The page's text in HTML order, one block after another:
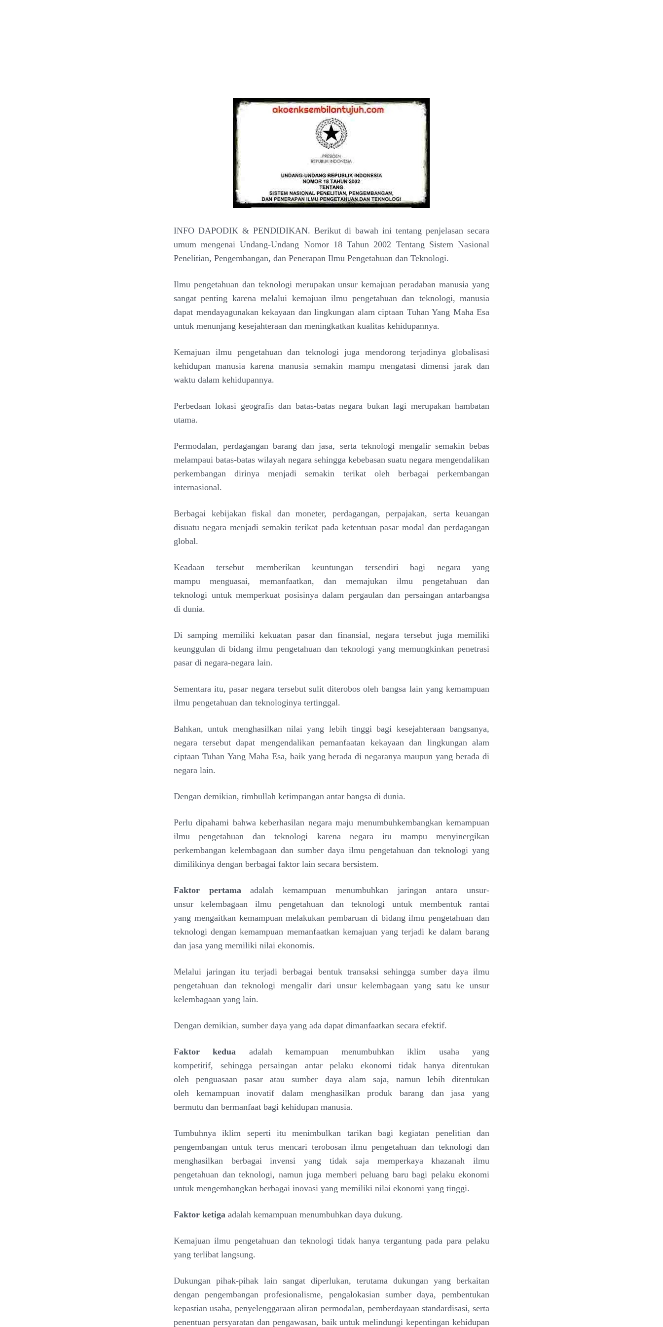
INFO DAPODIK & PENDIDIKAN. Berikut di bawah ini tentang penjelasan secara
umum mengenaiUndang-Undang Nomor 18 Tahun 2002 Tentang Sistem Nasional
Penelitian, Pengembangan, dan Penerapan Ilmu Pengetahuan dan Teknologi.
Ilmu pengetahuan dan teknologi merupakan unsur kemajuan peradabanmanusia yang
sangat penting karena melalui kemajuan ilmu pengetahuandan teknologi, manusia
dapat mendayagunakan kekayaan dan lingkungan alam ciptaan Tuhan Yang Maha Esa
untuk menunjang kesejahteraan dan meningkatkan kualitas kehidupannya.
Kemajuan ilmu pengetahuan dan teknologi juga mendorong terjadinya globalisasi
kehidupan manusia karenamanusia semakin mampu mengatasi dimensi jarak dan
waktu dalam kehidupannya.
Perbedaan lokasi geografis dan batas-batas negara bukan lagimerupakan hambatan
utama.
Permodalan, perdagangan barang dan jasa, serta teknologi mengalir semakin bebas
melampaui batas-batas wilayah negara sehingga kebebasan suatu negara mengendalikan
perkembangan dirinyamenjadi semakin terikat oleh berbagai perkembangan
internasional.
Berbagai kebijakan fiskal dan moneter, perdagangan, perpajakan, serta keuangan
disuatu negara menjadi semakin terikat pada ketentuan pasar modal dan perdagangan
global.
Keadaan tersebut memberikan keuntungan tersendiri bagi negara yang
mampu menguasai, memanfaatkan, dan memajukan ilmu pengetahuan dan
teknologi untuk memperkuat posisinya dalam pergaulan dan persaingan antarbangsa
di dunia.
Di samping memiliki kekuatan pasar dan finansial, negara tersebut juga memiliki
keunggulan di bidang ilmu pengetahuan dan teknologi yang memungkinkan penetrasi
pasar di negara-negara lain.
Sementara itu, pasar negara tersebut sulit diterobos oleh bangsa lain yang kemampuan
ilmu pengetahuan dan teknologinya tertinggal.
Bahkan, untuk menghasilkan nilaiyang lebih tinggi bagi kesejahteraan bangsanya,
negara tersebut dapat mengendalikan pemanfaatan kekayaan dan lingkungan alam
ciptaan Tuhan Yang Maha Esa, baik yang berada di negaranya maupun yang berada di
negara lain.
Dengan demikian, timbullah ketimpangan antar bangsa di dunia.
Perlu dipahami bahwa keberhasilan negara maju menumbuhkembangkan kemampuan
ilmu pengetahuan dan teknologi karena negara itu mampu menyinergikan
perkembangan kelembagaan dan sumber daya ilmu pengetahuan dan teknologi yang
dimilikinya dengan berbagai faktor lain secara bersistem.
Faktor pertamaadalah kemampuan menumbuhkan jaringan antara unsur-
unsur kelembagaan ilmu pengetahuan dan teknologi untuk membentuk rantai
yang mengaitkan kemampuan melakukan pembaruan di bidang ilmu pengetahuandan
teknologi dengan kemampuan memanfaatkan kemajuan yang terjadi ke dalam barang
dan jasa yang memiliki nilai ekonomis.
Melalui jaringan itu terjadiberbagai bentuk transaksi sehingga sumber daya ilmu
pengetahuan danteknologi mengalir dari unsur kelembagaan yang satu ke unsur
kelembagaan yang lain.
Dengan demikian, sumber daya yang ada dapat dimanfaatkan secara efektif.
Faktor kedua adalah kemampuan menumbuhkan iklim usaha yang
kompetitif, sehingga persaingan antar pelaku ekonomi tidak hanya ditentukan
olehpenguasaan pasar atau sumber daya alam saja, namun lebih ditentukan
oleh kemampuan inovatif dalam menghasilkan produk barang dan jasa yang
bermutu dan bermanfaat bagi kehidupan manusia.
Tumbuhnya iklim seperti itumenimbulkan tarikan bagi kegiatan penelitian dan
pengembangan untuk terus mencari terobosan ilmu pengetahuan dan teknologi dan
menghasilkan berbagaiinvensi yang tidak saja memperkaya khazanah ilmu
pengetahuan dan teknologi, namun juga memberi peluang baru bagi pelaku ekonomi
untuk mengembangkan berbagai inovasi yang memiliki nilai ekonomi yang tinggi.
Faktor ketiga adalah kemampuan menumbuhkan daya dukung.
Kemajuan ilmu pengetahuan dan teknologi tidak hanya tergantung pada para pelaku
yang terlibat langsung.
Dukungan pihak-pihak lain sangat diperlukan, terutama dukungan yang berkaitan
dengan pengembangan profesionalisme, pengalokasian sumber daya, pembentukan
kepastian usaha, penyelenggaraanaliran permodalan, pemberdayaan standardisasi, serta
penentuan persyaratan dan pengawasan, baik untuk melindungi kepentingan kehidupan